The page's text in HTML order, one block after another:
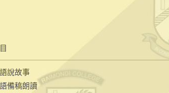
說故事
備稿朗讀